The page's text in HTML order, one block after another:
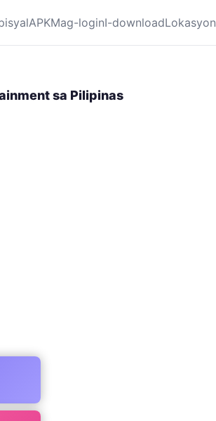
APKMag-loginI-downloadLokasyon
sa Pilipinas